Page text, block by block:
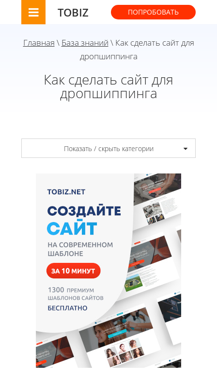
TOBIZ ПОПРОБОВАТЬ
Главная \ База знаний \ Как сделать сайт для
дропшиппинга
Как сделать сайт для
дропшиппинга
Показать / скрыть категории